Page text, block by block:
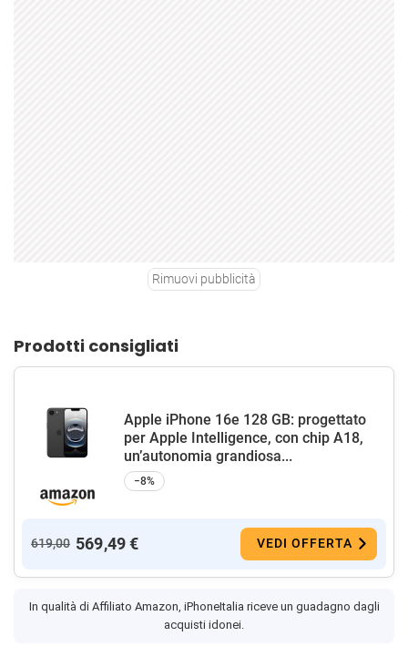
Rimuovi pubblicità
Prodotti consigliati
Apple iPhone 16e 128 GB: progettato
per Apple Intelligence, con chip A18,
un’autonomia grandiosa...
−8%
619,00 569,49 € VEDI OFFERTA
In qualità di Affiliato Amazon, iPhoneItalia riceve un guadagno dagli
acquisti idonei.